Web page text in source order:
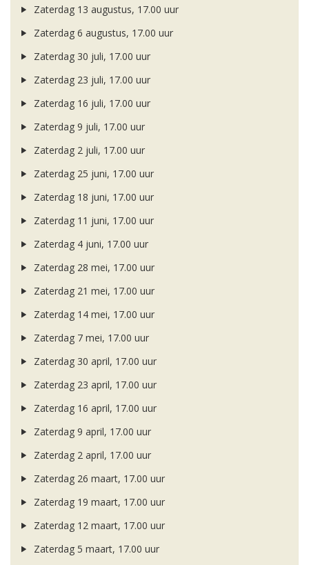
Zaterdag 13 augustus, 17.00 uur
Zaterdag 6 augustus, 17.00 uur
Zaterdag 30 juli, 17.00 uur
Zaterdag 23 juli, 17.00 uur
Zaterdag 16 juli, 17.00 uur
Zaterdag 9 juli, 17.00 uur
Zaterdag 2 juli, 17.00 uur
Zaterdag 25 juni, 17.00 uur
Zaterdag 18 juni, 17.00 uur
Zaterdag 11 juni, 17.00 uur
Zaterdag 4 juni, 17.00 uur
Zaterdag 28 mei, 17.00 uur
Zaterdag 21 mei, 17.00 uur
Zaterdag 14 mei, 17.00 uur
Zaterdag 7 mei, 17.00 uur
Zaterdag 30 april, 17.00 uur
Zaterdag 23 april, 17.00 uur
Zaterdag 16 april, 17.00 uur
Zaterdag 9 april, 17.00 uur
Zaterdag 2 april, 17.00 uur
Zaterdag 26 maart, 17.00 uur
Zaterdag 19 maart, 17.00 uur
Zaterdag 12 maart, 17.00 uur
Zaterdag 5 maart, 17.00 uur